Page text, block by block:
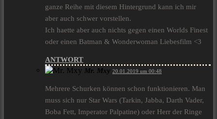
ganze Reihe mit diesem Hintergrund kann ich mir
aber auch schwer vorstellen.
Ich haette aber auch nichts gegen einen Worlds Finest
oder einen Batman & Wonderwoman Liebesfilm <3
ANTWORT
Mr. Mxy 20.01.2019 um 00:48
Mehrere Schurken können schon funktionieren. Man
muss sich nur Star Wars (Tarkin, Jabba, Darth Vader,
Boba Fett, Imperator Palpatine) oder Herr der Ringe